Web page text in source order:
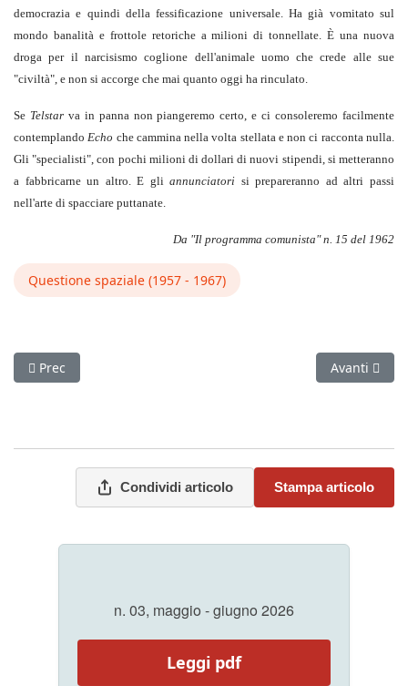
democrazia e quindi della fessificazione universale. Ha già vomitato sul
mondo banalità e frottole retoriche a milioni di tonnellate. È una nuova
droga per il narcisismo coglione dell'animale uomo che crede alle sue
"civiltà", e non si accorge che mai quanto oggi ha rinculato.
Se Telstarva in panna non piangeremo certo, e ci consoleremo facilmente
contemplandoEcho che cammina nella volta stellata e non ci racconta nulla.
Gli "specialisti", con pochi milioni di dollari di nuovi stipendi, si metteranno
a fabbricarne un altro. E gliannunciatori si prepareranno ad altri passi
nell'arte di spacciare puttanate.
Da "Il programma comunista" n. 15 del 1962
Questione spaziale (1957 - 1967)
Articolo precedente: Un vicoletto nell'infinità del cosmo
Prec Articolo
Avanti
Condividi articolo Stampa articolo
n. 03, maggio - giugno 2026
Leggi pdf